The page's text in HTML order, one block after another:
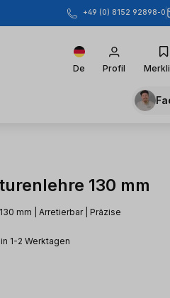
+49 (0) 8152 92898-0
De Profil
130 mm
mm | Arretierbar | Präzise
1-2 Werktagen